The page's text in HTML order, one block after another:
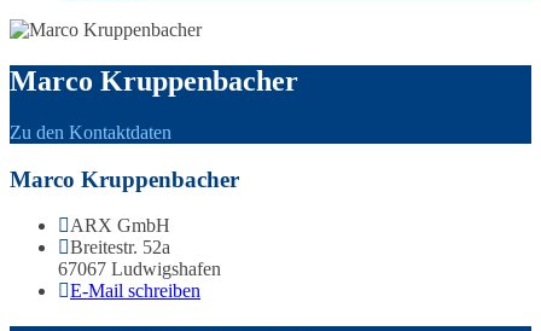
Marco Kruppenbacher
Zu den Kontaktdaten
Marco Kruppenbacher
ARX GmbH
Breitestr. 52a
67067 Ludwigshafen
E-Mail schreiben